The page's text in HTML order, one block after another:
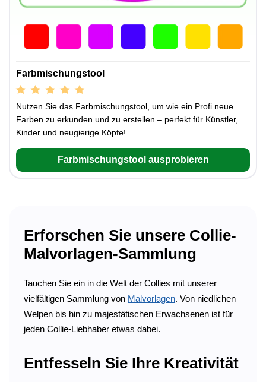
Farbmischungstool
Nutzen Sie das Farbmischungstool, um wie ein Profi neue
Farben zu erkunden und zu erstellen – perfekt für Künstler,
Kinder und neugierige Köpfe!
Farbmischungstool ausprobieren
Erforschen Sie unsere Collie-
Malvorlagen-Sammlung
Tauchen Sie ein in die Welt der Collies mit unserer
vielfältigen Sammlung von Malvorlagen. Von niedlichen
Welpen bis hin zu majestätischen Erwachsenen ist für
jeden Collie-Liebhaber etwas dabei.
Entfesseln Sie Ihre Kreativität